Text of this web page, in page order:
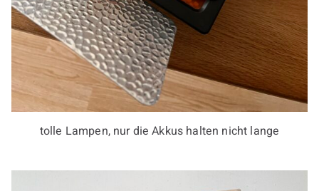
tolle Lampen, nur die Akkus halten nicht lange